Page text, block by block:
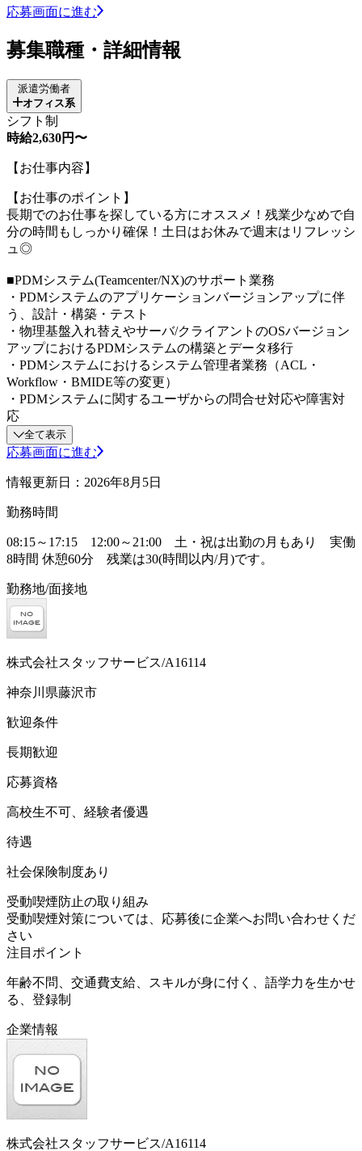
応募画面に進む
募集職種・詳細情報
派遣労働者
オフィス系
シフト制
時給2,630円〜
【お仕事内容】
【お仕事のポイント】
長期でのお仕事を探している方にオススメ！残業少なめで自
分の時間もしっかり確保！土日はお休みで週末はリフレッシ
ュ◎
■PDMシステム(Teamcenter/NX)のサポート業務
・PDMシステムのアプリケーションバージョンアップに伴
う、設計・構築・テスト
・物理基盤入れ替えやサーバ/クライアントのOSバージョン
アップにおけるPDMシステムの構築とデータ移行
・PDMシステムにおけるシステム管理者業務（ACL・
Workflow・BMIDE等の変更）
・PDMシステムに関するユーザからの問合せ対応や障害対
応
全て表示
応募画面に進む
情報更新日：2026年8月5日
勤務時間
08:15～17:15 12:00～21:00 土・祝は出勤の月もあり 実働
8時間 休憩60分 残業は30(時間以内/月)です。
勤務地/面接地
株式会社スタッフサービス/A16114
神奈川県藤沢市
歓迎条件
長期歓迎
応募資格
高校生不可、経験者優遇
待遇
社会保険制度あり
受動喫煙防止の取り組み
受動喫煙対策については、応募後に企業へお問い合わせくだ
さい
注目ポイント
年齢不問、交通費支給、スキルが身に付く、語学力を生かせ
る、登録制
企業情報
株式会社スタッフサービス/A16114